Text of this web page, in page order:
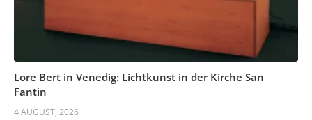
Lore Bert in Venedig: Lichtkunst in der Kirche San
Fantin
4 AUGUST, 2026